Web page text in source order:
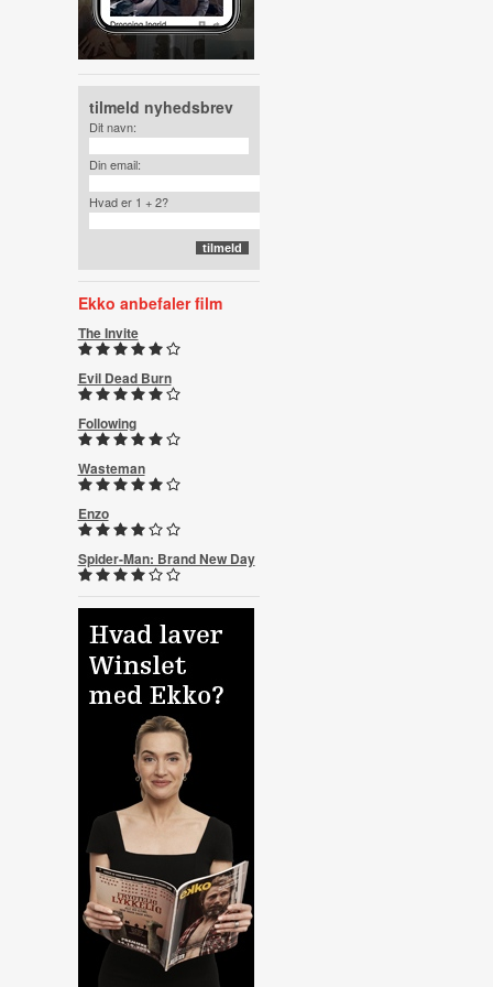
tilmeld nyhedsbrev
Dit navn:
Din email:
Hvad er 1 + 2?
Ekko anbefaler film
The Invite
Evil Dead Burn
Following
Wasteman
Enzo
Spider-Man: Brand New Day